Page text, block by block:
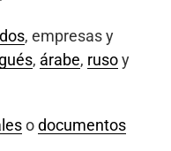
, empresas y
, árabe, rusoy
odocumentos